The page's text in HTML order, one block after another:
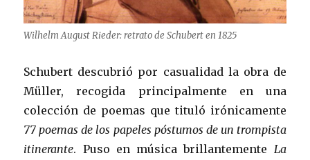
Wilhelm August Rieder: retrato de Schubert en 1825
Schubert descubrió por casualidad la obra de
Müller, recogida principalmente en una
colección de poemas que tituló irónicamente
77 poemas de los papeles póstumos de un trompista
itinerante. Puso en música brillantemente La